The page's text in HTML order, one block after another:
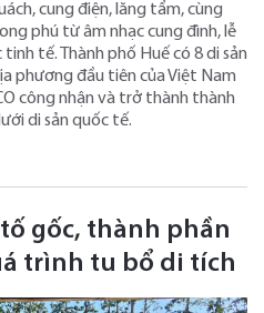
cung điện, lăng tẩm, cùng
phú từ âm nhạc cung đình, lễ
tế. Thành phố Huế có 8 di sản
phương đầu tiên của Việt Nam
công nhận và trở thành thành
di sản quốc tế.
gốc, thành phần
trình tu bổ di tích